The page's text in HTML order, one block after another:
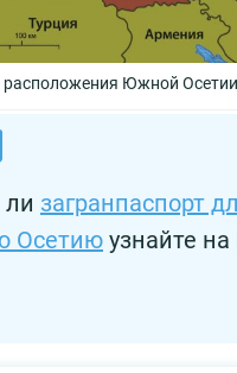
расположения Южной Осетии
загранпаспорт
Осетию узнайте